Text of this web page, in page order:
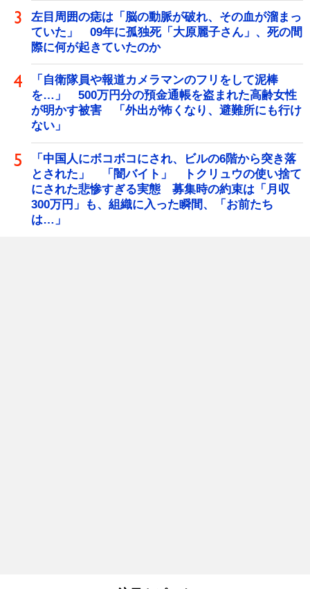
左目周囲の痣は「脳の動脈が破れ、その血が溜まっ
ていた」 09年に孤独死「大原麗子さん」、死の間
際に何が起きていたのか
「自衛隊員や報道カメラマンのフリをして泥棒
を…」 500万円分の預金通帳を盗まれた高齢女性
が明かす被害 「外出が怖くなり、避難所にも行け
ない」
「中国人にボコボコにされ、ビルの6階から突き落
とされた」 「闇バイト」 トクリュウの使い捨て
にされた悲惨すぎる実態 募集時の約束は「月収
300万円」も、組織に入った瞬間、「お前たち
は…」